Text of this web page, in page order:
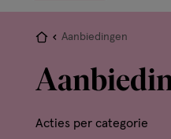
naar
de
ga
naar
Je
hier:
Aanbiedingen
Acties per categorie